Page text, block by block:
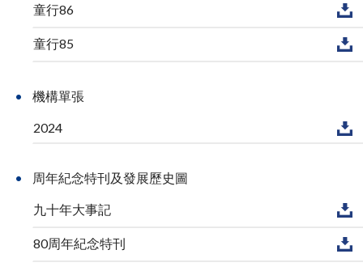
童行86
童行85
機構單張
2024
周年紀念特刊及發展歷史圖
九十年大事記
80周年紀念特刊